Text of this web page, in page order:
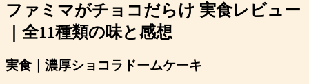
ファミマがチョコだらけ 実食レビュー
｜全11種類の味と感想
実食｜濃厚ショコラドームケーキ